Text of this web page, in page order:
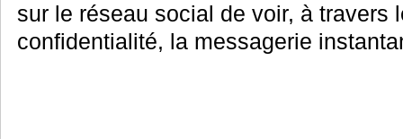
sur le réseau social de voir, à travers
confidentialité, la messagerie